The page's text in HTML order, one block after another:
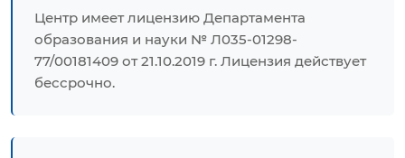
Центр имеет лицензию Департамента
образования и науки № Л035-01298-
77/00181409 от 21.10.2019 г. Лицензия действует
бессрочно.